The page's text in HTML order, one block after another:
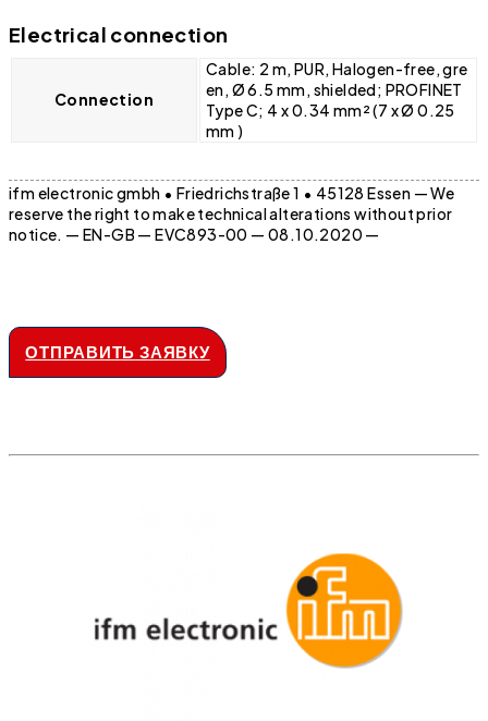
Electrical connection
Connection
Cable: 2 m, PUR, Halogen-free, gre
en, Ø 6.5 mm, shielded; PROFINET
Type C; 4 x 0.34 mm² (7 x Ø 0.25
mm )
ifm electronic gmbh • Friedrichstraße 1 • 45128 Essen — We
reserve the right to make technical alterations without prior
notice. — EN-GB — EVC893-00 — 08.10.2020 —
ОТПРАВИТЬ ЗАЯВКУ